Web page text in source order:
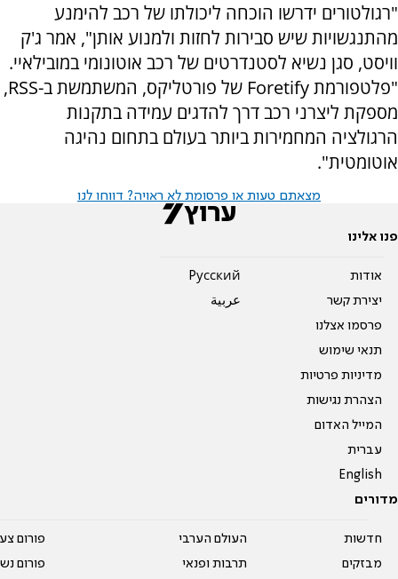
"רגולטורים ידרשו הוכחה ליכולתו של רכב להימנע
מהתנגשויות שיש סבירות לחזות ולמנוע אותן", אמר ג'ק
וויסט, סגן נשיא לסטנדרטים של רכב אוטונומי במובילאיי.
"פלטפורמת Foretify של פורטליקס, המשתמשת ב-RSS,
מספקת ליצרני רכב דרך להדגים עמידה בתקנות
הרגולציה המחמירות ביותר בעולם בתחום נהיגה
אוטומטית".
מצאתם טעות או פרסומת לא ראויה? דווחו לנו
פנו אלינו
אודות
יצירת קשר
פרסמו אצלנו
תנאי שימוש
מדיניות פרטיות
הצהרת נגישות
המייל האדום
עברית
English
Pусский
عربية
מדורים
חדשות
מבזקים
העולם הערבי
תרבות ופנאי
פורום
פורום